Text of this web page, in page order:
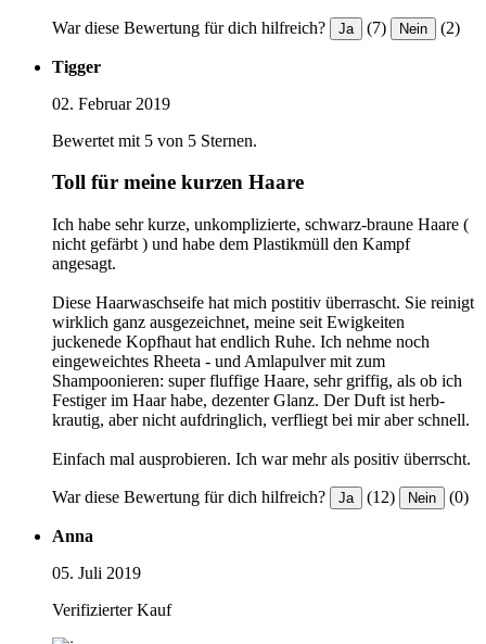
War diese Bewertung für dich hilfreich? Ja (7) Nein (2)
Tigger
02. Februar 2019
Bewertet mit 5 von 5 Sternen.
Toll für meine kurzen Haare
Ich habe sehr kurze, unkomplizierte, schwarz-braune Haare (
nicht gefärbt ) und habe dem Plastikmüll den Kampf
angesagt.
Diese Haarwaschseife hat mich postitiv überrascht. Sie reinigt
wirklich ganz ausgezeichnet, meine seit Ewigkeiten
juckenede Kopfhaut hat endlich Ruhe. Ich nehme noch
eingeweichtes Rheeta - und Amlapulver mit zum
Shampoonieren: super fluffige Haare, sehr griffig, als ob ich
Festiger im Haar habe, dezenter Glanz. Der Duft ist herb-
krautig, aber nicht aufdringlich, verfliegt bei mir aber schnell.
Einfach mal ausprobieren. Ich war mehr als positiv überrscht.
War diese Bewertung für dich hilfreich? Ja (12) Nein (0)
Anna
05. Juli 2019
Verifizierter Kauf